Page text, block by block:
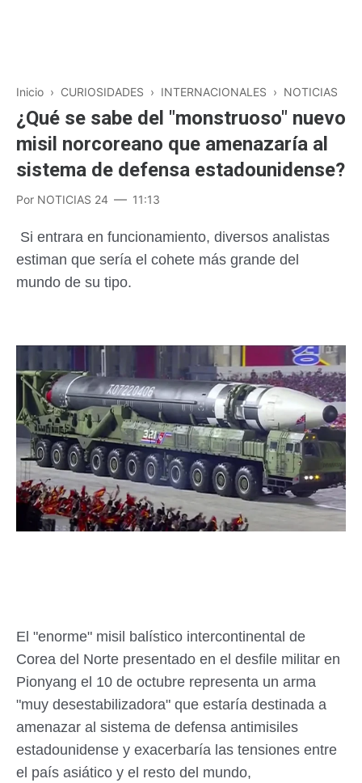
Inicio › CURIOSIDADES › INTERNACIONALES › NOTICIAS
¿Qué se sabe del "monstruoso" nuevo
misil norcoreano que amenazaría al
sistema de defensa estadounidense?
Por NOTICIAS 24 11:13
Si entrara en funcionamiento, diversos analistas
estiman que sería el cohete más grande del
mundo de su tipo.
El "enorme" misil balístico intercontinental de
Corea del Norte presentado en el desfile militar en
Pionyang el 10 de octubre representa un arma
"muy desestabilizadora" que estaría destinada a
amenazar al sistema de defensa antimisiles
estadounidense y exacerbaría las tensiones entre
el país asiático y el resto del mundo,